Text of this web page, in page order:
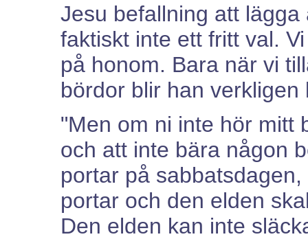
Jesu befallning att
faktiskt inte ett fritt val.
på honom. Bara när vi
bördor blir han
"Men om ni inte hör mitt
och att inte bära någon
portar på
portar och den elden
Den elden kan inte